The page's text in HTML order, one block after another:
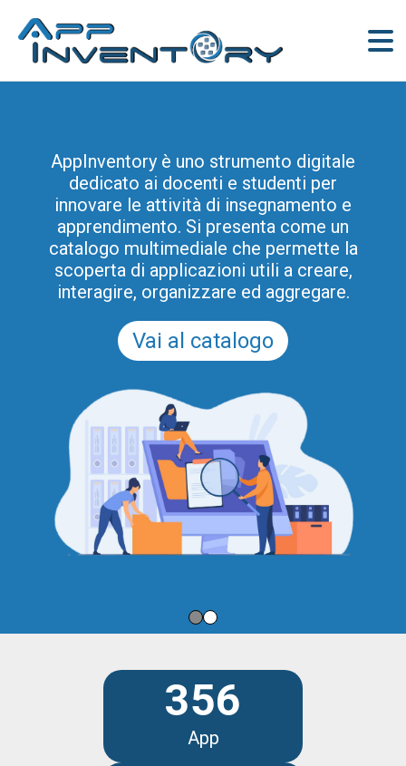
AppInventory è uno strumento digitale
dedicato ai docenti e studenti per
innovare le attività di insegnamento e
apprendimento. Si presenta come un
catalogo multimediale che permette la
scoperta di applicazioni utili a creare,
interagire, organizzare ed aggregare.
Vai al catalogo
(AppInventory4Edu) rappresenta
un’azione mirata di formazione continua
per gli insegnanti di scuole di ogni ordine
e grado. Tale progetto rientra tra le azioni
di innovazione metodologica e didattica
promosse dal Programma Regionale per
la Scuola Digitale in Friuli Venezia Giulia
2025-2028 (e prima del PRSD FVG 2021-
2025).
356
App